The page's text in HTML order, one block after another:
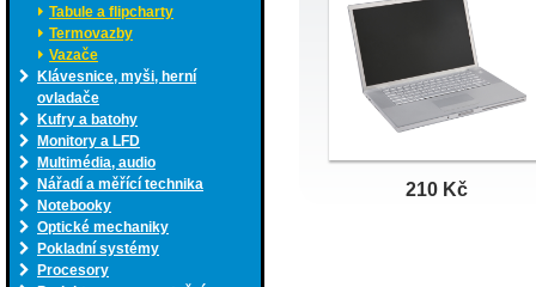
Tabule a flipcharty
Termovazby
Vazače
Klávesnice, myši, herní
ovladače
Kufry a batohy
Monitory a LFD
Multimédia, audio
Nářadí a měřící technika
Notebooky
Optické mechaniky
Pokladní systémy
Procesory
210 Kč